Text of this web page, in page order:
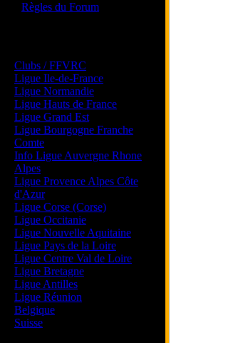
Règles du Forum
Clubs / FFVRC
Ligue Ile-de-France
Ligue Normandie
Ligue Hauts de France
Ligue Grand Est
Ligue Bourgogne Franche
Comte
Info Ligue Auvergne Rhone
Alpes
Ligue Provence Alpes Côte
d'Azur
Ligue Corse (Corse)
Ligue Occitanie
Ligue Nouvelle Aquitaine
Ligue Pays de la Loire
Ligue Centre Val de Loire
Ligue Bretagne
Ligue Antilles
Ligue Réunion
Belgique
Suisse